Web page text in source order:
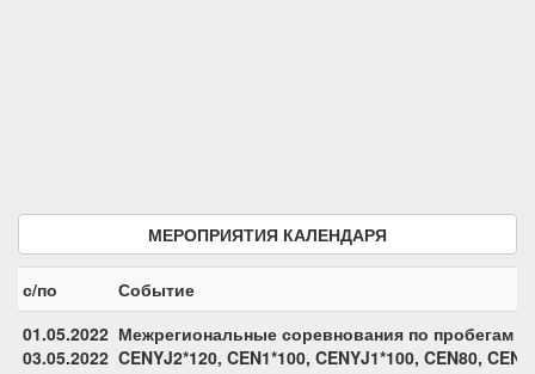
МЕРОПРИЯТИЯ КАЛЕНДАРЯ
с/по
Событие
01.05.2022
03.05.2022
Межрегиональные соревнования по пробегам
CENYJ2*120, CEN1*100, CENYJ1*100, CEN80,